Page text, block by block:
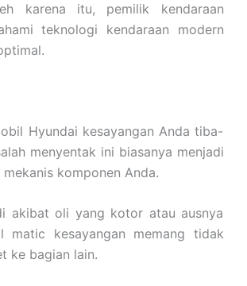
karena itu, pemilik kendaraan
teknologi kendaraan modern
Hyundai kesayangan Anda tiba-
menyentak ini biasanya menjadi
komponen Anda.
akibat oli yang kotor atau ausnya
matic kesayangan memang tidak
ke bagian lain.